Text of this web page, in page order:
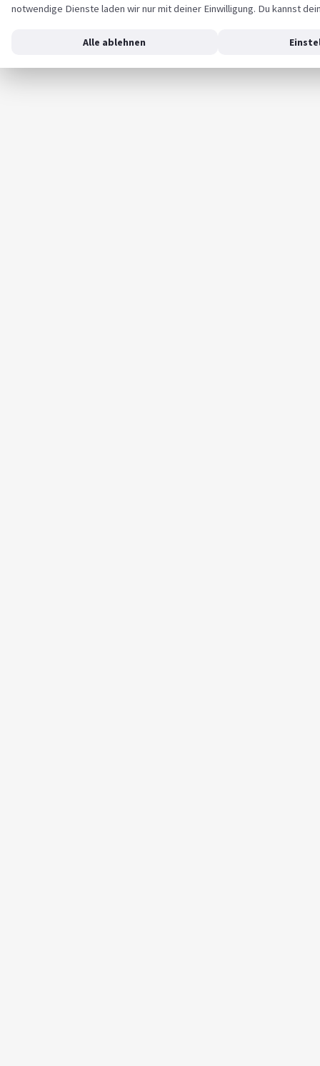
notwendige Dienste laden wir nur mit deiner Einwilligung. Du kannst
Alle ablehnen